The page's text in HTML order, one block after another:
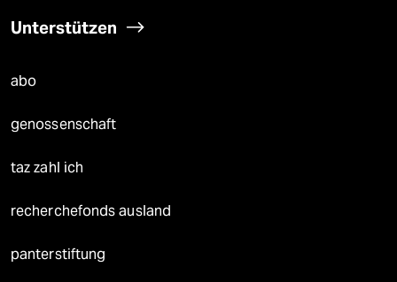
Unterstützen
abo
genossenschaft
taz zahl ich
recherchefonds ausland
panterstiftung